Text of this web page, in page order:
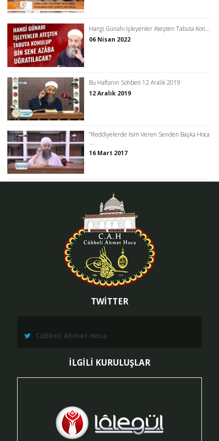
Hangi Günahı İşleyenler Ateşten Tabuta Kon...
06 Nisan 2022
Bu Haftanın Sohbeti 12 Aralık 2019
12 Aralık 2019
“Reddiyelerde İsim Veren Senden Başka Hoca
...
16 Mart 2017
TWİTTER
Cübbeli Ahmet Hoca
İLGİLİ KURULUŞLAR